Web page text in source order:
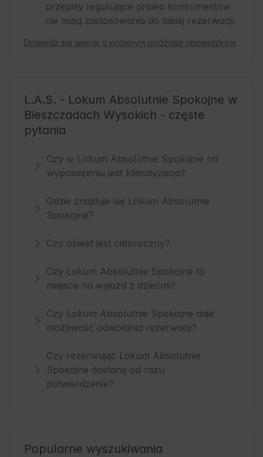
przepisy regulujące prawa konsumentów
nie mają zastosowania do takiej rezerwacji.
Dowiedz się więcej o prawnym podziale obowiązków
L.A.S. - Lokum Absolutnie Spokojne w
Bieszczadach Wysokich - częste
pytania
Czy w Lokum Absolutnie Spokojne na
wyposażeniu jest klimatyzacja?
Gdzie znajduje się Lokum Absolutnie
Spokojne?
Czy obiekt jest całoroczny?
Czy Lokum Absolutnie Spokojne to
miejsce na wyjazd z dziećmi?
Czy Lokum Absolutnie Spokojne daje
możliwość odwołania rezerwacji?
Czy rezerwując Lokum Absolutnie
Spokojne dostanę od razu
potwierdzenie?
Popularne wyszukiwania